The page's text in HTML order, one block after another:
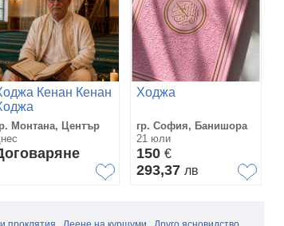
Кенан Кенан
Монтана, Център
Ходжа
гр. София, Банишора
21 юли
150 €
293,37 лв